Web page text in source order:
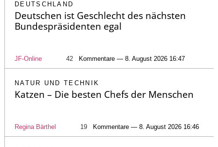
DEUTSCHLAND
Deutschen ist Geschlecht des nächsten
Bundespräsidenten egal
JF-Online 42 Kommentare — 8. August 2026 16:47
NATUR UND TECHNIK
Katzen – Die besten Chefs der Menschen
Regina Bärthel 19 Kommentare — 8. August 2026 16:46